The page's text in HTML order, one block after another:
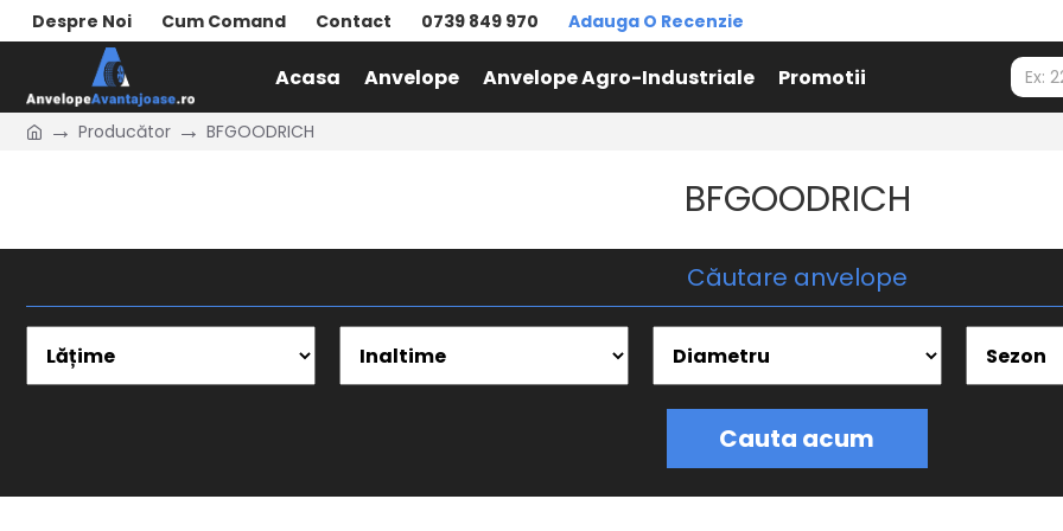
Despre Noi Cum Comand Contact 0739 849 970 Adauga O Recenzie
Acasa Anvelope Anvelope Agro-Industriale Promotii
Producător BFGOODRICH
BFGOODRICH
Căutare anvelope
Cauta acum